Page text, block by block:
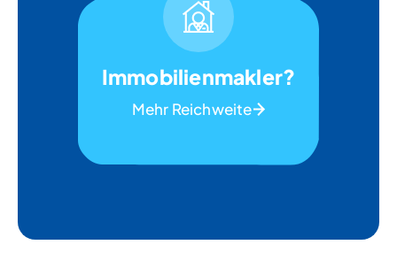
Immobilienmakler?
Mehr Reichweite